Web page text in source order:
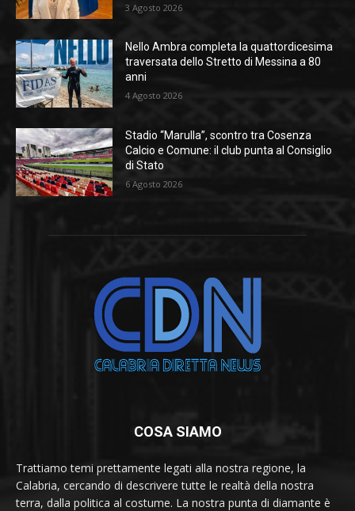
3 Agosto 2026
Nello Ambra completa la quattordicesima
traversata dello Stretto di Messina a 80
anni
4 Agosto 2026
Stadio “Marulla”, scontro tra Cosenza
Calcio e Comune: il club punta al Consiglio
di Stato
6 Agosto 2026
COSA SIAMO
Trattiamo temi prettamente legati alla nostra regione, la
Calabria, cercando di descrivere tutte le realtà della nostra
terra, dalla politica al costume. La nostra punta di diamante è